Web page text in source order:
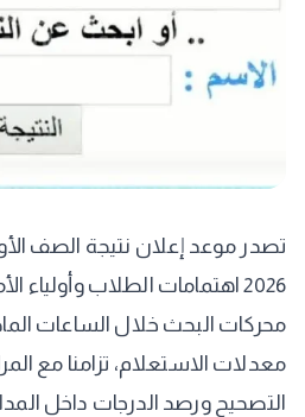
تصدر موعد إعلان نتيجة الصف
2026 اهتمامات الطلاب
محركات البحث خلال الساعات
معدلات الاستعلام، تزامنا مع
التصحيح ورصد الدرجات داخل